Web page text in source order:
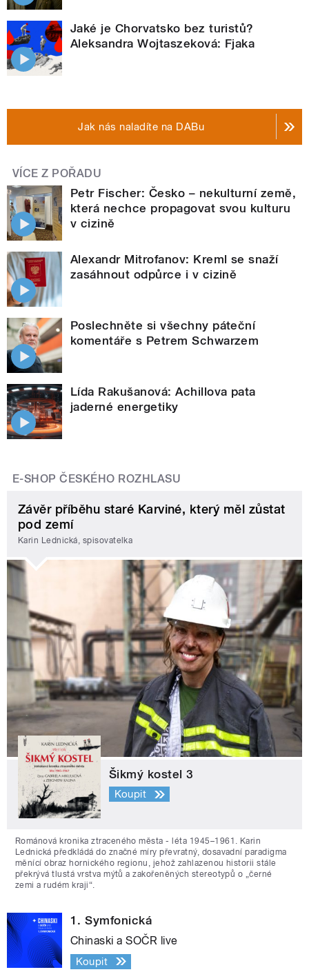
Jaké je Chorvatsko bez turistů?
Aleksandra Wojtaszeková: Fjaka
Jak nás naladíte na DABu
VÍCE Z POŘADU
Petr Fischer: Česko – nekulturní země,
která nechce propagovat svou kulturu
v cizině
Alexandr Mitrofanov: Kreml se snaží
zasáhnout odpůrce i v cizině
Poslechněte si všechny páteční
komentáře s Petrem Schwarzem
Lída Rakušanová: Achillova pata
jaderné energetiky
E-SHOP ČESKÉHO ROZHLASU
Závěr příběhu staré Karviné, který měl zůstat
pod zemí
Karin Lednická, spisovatelka
Šikmý kostel 3
Koupit
Románová kronika ztraceného města - léta 1945–1961. Karin
Lednická předkládá do značné míry převratný, dosavadní paradigma
měnící obraz hornického regionu, jehož zahlazenou historii stále
překrývá tlustá vrstva mýtů a zakořeněných stereotypů o „černé
zemi a rudém kraji“.
1. Symfonická
Chinaski a SOČR live
Koupit